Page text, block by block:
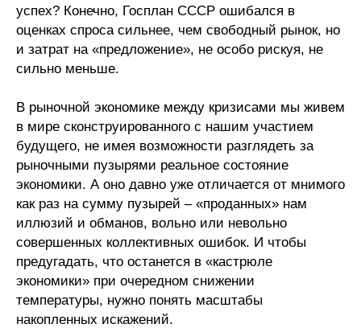
Научные труды
Редакционная этика
Информация для авторов
Общие требования
Стандарты оформления
Энергетический семинар
успех? Конечно, Госплан СССР ошибался в
оценках спроса сильнее, чем свободный рынок, но
и затрат на «предложение», не особо рискуя, не
сильно меньше.
В рыночной экономике между кризисами мы живем
в мире сконструированного с нашим участием
будущего, не имея возможности разглядеть за
рыночными пузырями реальное состояние
экономики. А оно давно уже отличается от мнимого
как раз на сумму пузырей – «проданных» нам
иллюзий и обманов, вольно или невольно
совершенных коллективных ошибок. И чтобы
предугадать, что останется в «кастрюле
экономики» при очередном снижении
температуры, нужно понять масштабы
накопленных искажений.